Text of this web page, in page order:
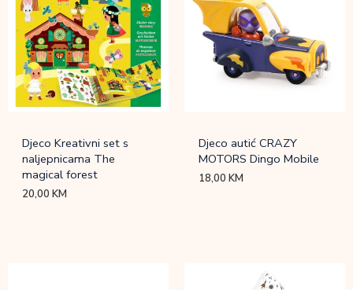
Djeco Kreativni set s
naljepnicama The
magical forest
20,00KM
Djeco autić CRAZY
MOTORS Dingo Mobile
18,00KM